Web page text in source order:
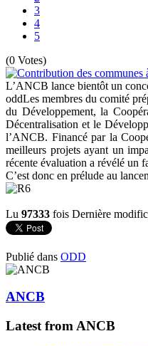
3
4
5
(0 Votes)
L’ANCB lance bientôt un
oddLes membres du comité
du Développement, la
Décentralisation et le
l’ANCB. Financé par la
meilleurs projets ayant un
récente évaluation a révélé un
C’est donc en prélude au
Lu 97333 fois Dernière
Publié dans ODD
ANCB
Latest from ANCB